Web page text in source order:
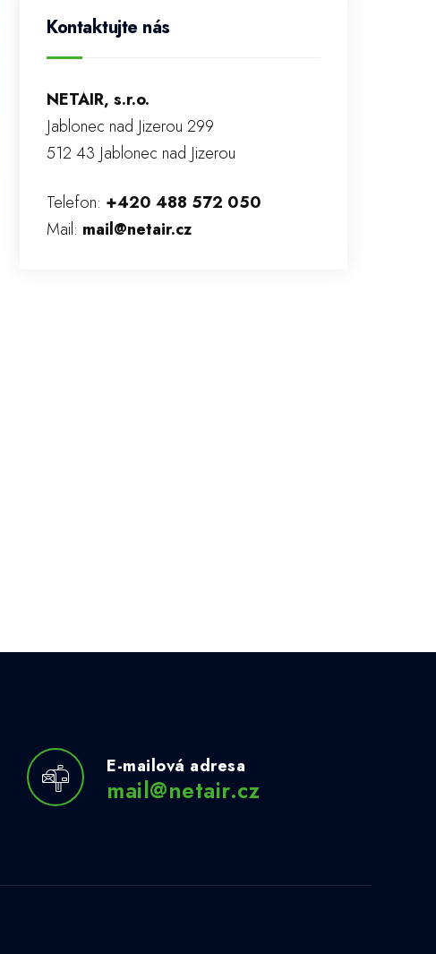
Kontaktujte nás
NETAIR, s.r.o.
Jablonec nad Jizerou 299
512 43 Jablonec nad Jizerou
Telefon: +420 488 572 050
Mail: mail@netair.cz
E-mailová adresa
mail@netair.cz